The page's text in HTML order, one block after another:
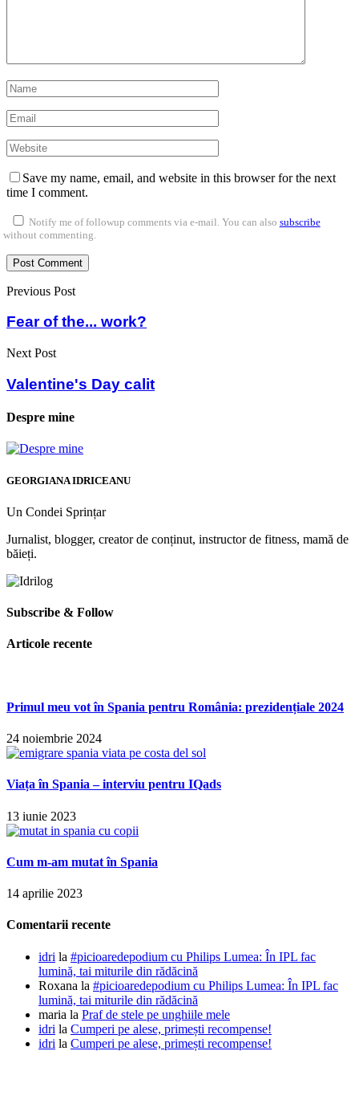
Save my name, email, and website in this browser for the next
time I comment.
Notify me of followup comments via e-mail. You can also subscribe
without commenting.
Previous Post
Fear of the... work?
Next Post
Valentine's Day calit
Despre mine
GEORGIANA IDRICEANU
Un Condei Sprințar
Jurnalist, blogger, creator de conținut, instructor de fitness, mamă de
băieți.
Subscribe & Follow
Articole recente
Primul meu vot în Spania pentru România: prezidențiale 2024
24 noiembrie 2024
Viața în Spania – interviu pentru IQads
13 iunie 2023
Cum m-am mutat în Spania
14 aprilie 2023
Comentarii recente
idri la #picioaredepodium cu Philips Lumea: În IPL fac
lumină, tai miturile din rădăcină
Roxana la #picioaredepodium cu Philips Lumea: În IPL fac
lumină, tai miturile din rădăcină
maria la Praf de stele pe unghiile mele
idri la Cumperi pe alese, primești recompense!
idri la Cumperi pe alese, primești recompense!